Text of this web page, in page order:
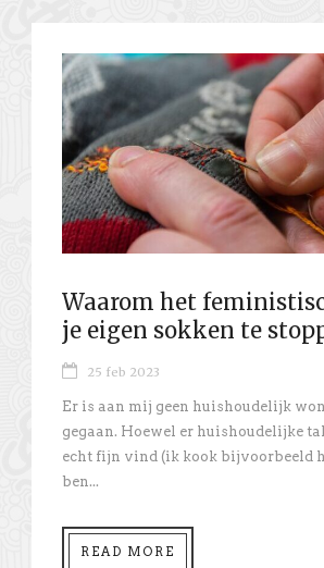
Waarom het
je eigen sokken te
25 feb 2023
Er is aan mij geen huishoudelijk
gegaan. Hoewel er huishoudelijke
echt fijn vind (ik kook bijvoorbeeld
ben...
READ MORE